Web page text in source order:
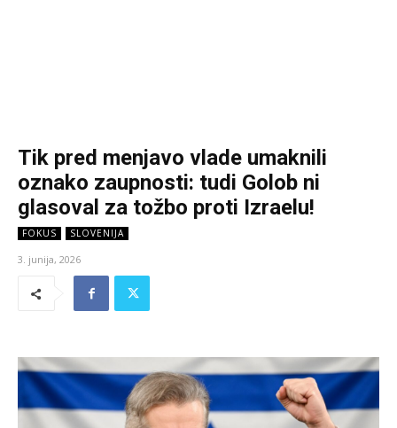
Tik pred menjavo vlade umaknili
oznako zaupnosti: tudi Golob ni
glasoval za tožbo proti Izraelu!
FOKUS SLOVENIJA
3. junija, 2026